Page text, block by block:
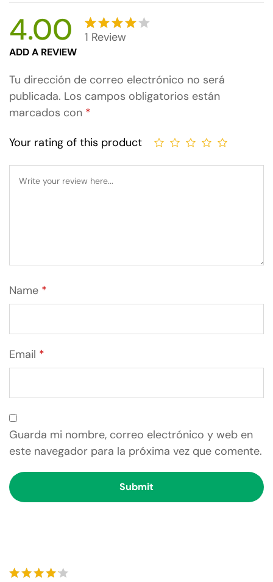
4.00
Valorado
5 en
base a
1
valoraci
un
1 Review
ADD A REVIEW
Tu dirección de correo electrónico no será
publicada. Los campos obligatorios están
marcados con *
Your rating of this product
Name *
Email *
Guarda mi nombre, correo electrónico y web en
este navegador para la próxima vez que comente.